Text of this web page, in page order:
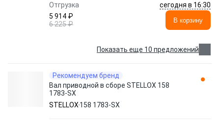
Отгрузка
сегодня в 16:30
5 914 ₽
6 225 ₽
В корзину
Показать еще 10 предложений
Рекомендуем бренд
Вал приводной в сборе STELLOX 158
1783-SX
STELLOX 158 1783-SX